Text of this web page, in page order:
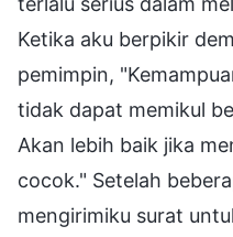
Ketika aku berpikir
pemimpin,
tidak dapat memikul
Akan lebih baik jika
cocok." Setelah
mengirimiku surat